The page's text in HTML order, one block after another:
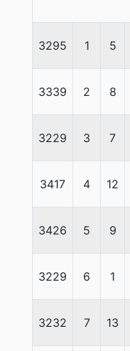
3295 1 5
3339 2 8
3229 3 7
3417 4 12
3426 5 9
3229 6 1
3232 7 13